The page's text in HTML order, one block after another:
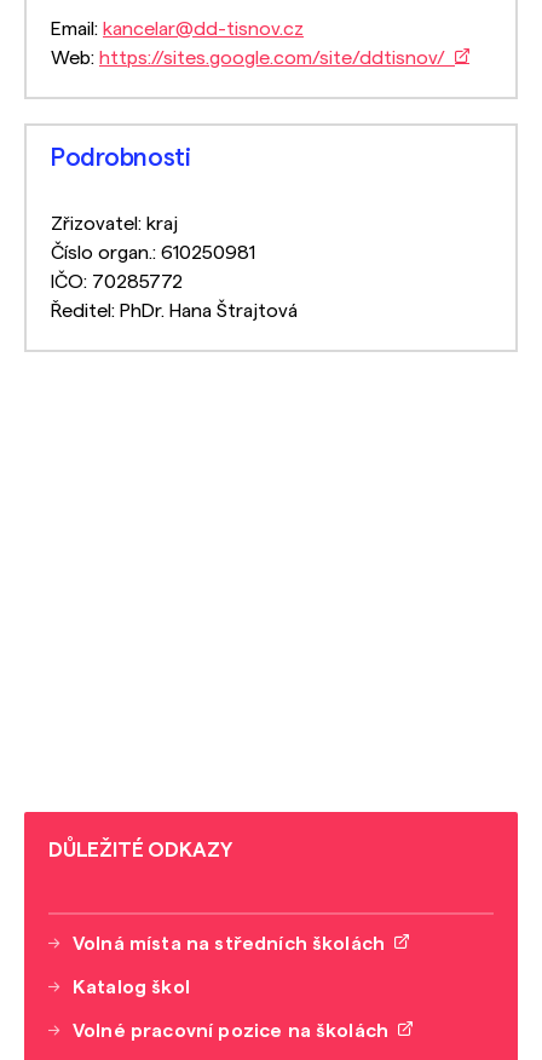
Email: kancelar@dd-tisnov.cz
Web: https://sites.google.com/site/ddtisnov/
Podrobnosti
Zřizovatel: kraj
Číslo organ.: 610250981
IČO: 70285772
Ředitel: PhDr. Hana Štrajtová
DŮLEŽITÉ ODKAZY
Volná místa na středních školách
Katalog škol
Volné pracovní pozice na školách